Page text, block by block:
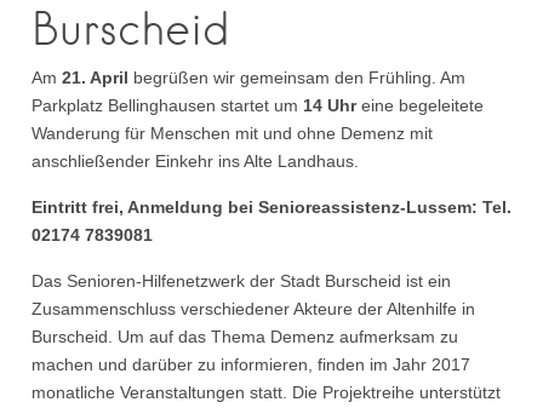
Burscheid
Am 21. April begrüßen wir gemeinsam den Frühling. Am
Parkplatz Bellinghausen startet um 14 Uhreine begeleitete
Wanderung für Menschen mit und ohne Demenz mit
anschließender Einkehr ins Alte Landhaus.
Eintritt frei, Anmeldung bei Senioreassistenz-Lussem: Tel.
02174 7839081
Das Senioren-Hilfenetzwerk der Stadt Burscheid ist ein
Zusammenschluss verschiedener Akteure der Altenhilfe in
Burscheid. Um auf das Thema Demenz aufmerksam zu
machen und darüber zu informieren, finden im Jahr 2017
monatliche Veranstaltungen statt. Die Projektreihe unterstützt